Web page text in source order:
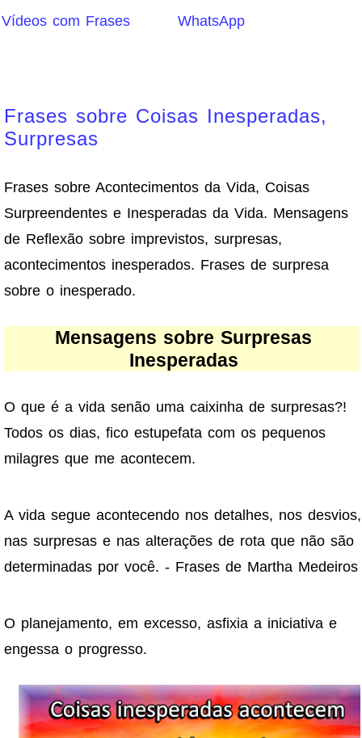
Vídeos com Frases WhatsApp
Frases sobre Coisas Inesperadas,
Surpresas
Frases sobre Acontecimentos da Vida, Coisas
Surpreendentes e Inesperadas da Vida. Mensagens
de Reflexão sobre imprevistos, surpresas,
acontecimentos inesperados. Frases de surpresa
sobre o inesperado.
Mensagens sobre Surpresas
Inesperadas
O que é a vida senão uma caixinha de surpresas?!
Todos os dias, fico estupefata com os pequenos
milagres que me acontecem.
A vida segue acontecendo nos detalhes, nos desvios,
nas surpresas e nas alterações de rota que não são
determinadas por você. - Frases de Martha Medeiros
O planejamento, em excesso, asfixia a iniciativa e
engessa o progresso.